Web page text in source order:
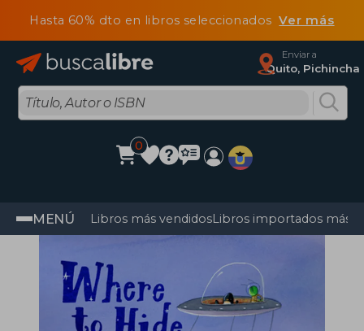
Hasta 60% dto en libros seleccionadosVer más
Enviar a
Quito, Pichincha
0
MENÚ Libros más vendidosLibros importados más